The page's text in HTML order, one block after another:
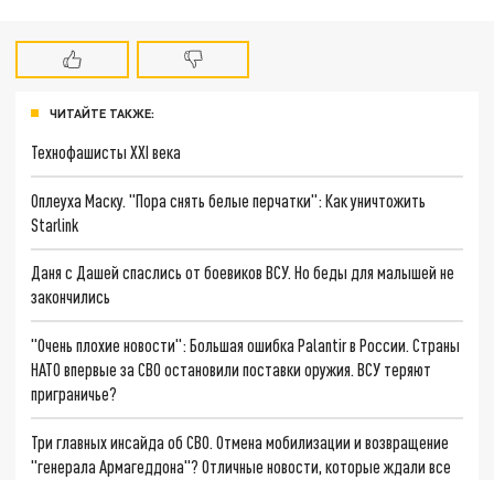
ЧИТАЙТЕ ТАКЖЕ:
Технофашисты XXI века
Оплеуха Маску. "Пора снять белые перчатки": Как уничтожить
Starlink
Даня с Дашей спаслись от боевиков ВСУ. Но беды для малышей не
закончились
"Очень плохие новости": Большая ошибка Palantir в России. Страны
НАТО впервые за СВО остановили поставки оружия. ВСУ теряют
приграничье?
Три главных инсайда об СВО. Отмена мобилизации и возвращение
"генерала Армагеддона"? Отличные новости, которые ждали все